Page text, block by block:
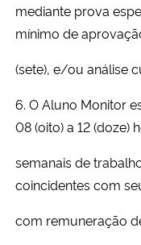
mediante prova
mínimo de
(sete), e/ou análise
6. O Aluno Monitor
08 (oito) a 12 (doze)
semanais de
coincidentes com
com remuneração